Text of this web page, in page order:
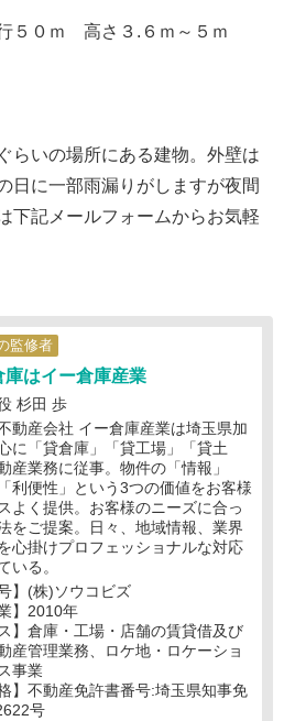
５０ｍ 高さ３.６ｍ～５ｍ
らいの場所にある建物。外壁は
日に一部雨漏りがしますが夜間
下記メールフォームからお気軽
監修者
庫はイー倉庫産業
杉田 歩
動産会社 イー倉庫産業は埼玉県加
に「貸倉庫」「貸工場」「貸土
産業務に従事。物件の「情報」
利便性」という3つの価値をお客様
よく提供。お客様のニーズに合っ
をご提案。日々、地域情報、業界
心掛けプロフェッショナルな対応
いる。
(株)ソウコビズ
2010年
】倉庫・工場・店舗の賃貸借及び
産管理業務、ロケ地・ロケーショ
事業
不動産免許書番号:埼玉県知事免
号